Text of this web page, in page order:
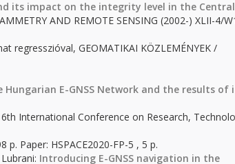
its impact on the integrity level in the Central
AND REMOTE SENSING (2002-) XLII-4/
regresszióval, GEOMATIKAI KÖZLEMÉNYEK /
E-GNSS Network and the results of
International Conference on Research,
Paper: HSPACE2020-FP-5 , 5 p.
Introducing E-GNSS navigation in the